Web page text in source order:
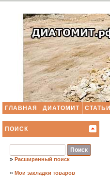
ГЛАВНАЯ ДИАТОМИТ СТАТЬИ
ПОИСК
» Расширенный поиск
» Мои закладки товаров